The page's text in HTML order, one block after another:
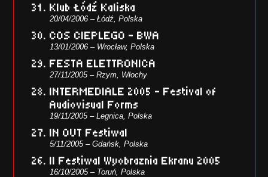
Klub Łódź Kaliska
20/04/2006 – Łódź, Polska
COS CIEPLEGO – BWA
13/01/2006 – Wrocław, Polska
FESTA ELETTRONICA
27/11/2005 – Rzym, Włochy
INTERMEDIALE 2005 – Festival of
Audiovisual Forms
19/11/2005 – Legnica, Polska
IN OUT Festiwal
5/11/2005 – Gdańsk, Polska
II Festiwal Wyobraznia Ekranu 2005
16/10/2005 – Toruń, Polska